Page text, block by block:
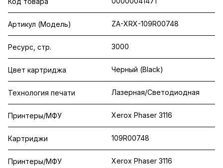
Артикул (Модель) ZA-XRX-109R00748
Ресурс, стр. 3000
Цвет картриджа Черный (Black)
Технология печати Лазерная/Светодиодная
Принтеры/МФУ Xerox Phaser 3116
Картриджи 109R00748
Принтеры/МФУ Xerox Phaser 3116